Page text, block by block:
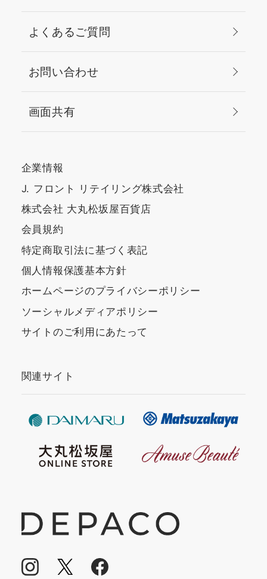
欲しいのでリップグロス
もプラス🎶 ブラックハニ
ーにこちらを重ねるとピ
会も増えるこのシーズン
よくあるご質問
お問い合わせ
画面共有
企業情報
J. フロント リテイリング株式会社
株式会社 大丸松坂屋百貨店
会員規約
特定商取引法に基づく表記
個人情報保護基本方針
ホームページのプライバシーポリシー
ソーシャルメディアポリシー
サイトのご利用にあたって
関連サイト